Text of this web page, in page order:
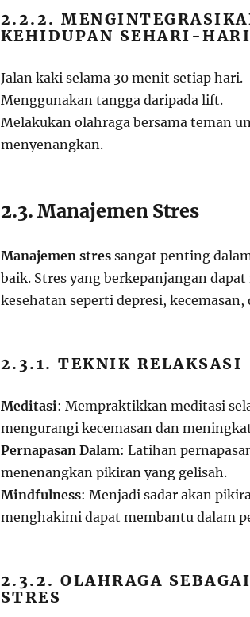
2.2.2.
KEHIDUPAN SEHARI-HARI
Jalan kaki selama 30 menit setiap hari.
Menggunakan tangga daripada lift.
Melakukan olahraga bersama teman
menyenangkan.
2.3. Manajemen Stres
Manajemen stressangat penting
baik. Stres yang berkepanjangan
kesehatan seperti depresi,
2.3.1. TEKNIK RELAKSASI
Meditasi: Mempraktikkan meditasi
mengurangi kecemasan dan
Pernapasan Dalam: Latihan
menenangkan pikiran yang gelisah.
Mindfulness: Menjadi sadar akan
menghakimi dapat membantu dalam
2.3.2. OLAHRAGA
STRES